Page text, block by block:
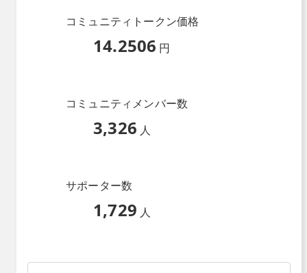
コミュニティトークン価格
14.2506 円
コミュニティメンバー数
3,326 人
サポーター数
1,729 人